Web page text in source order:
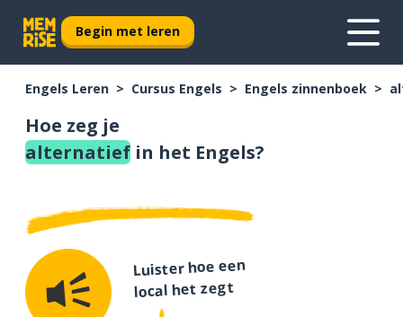
Begin met leren
Engels Leren Cursus Engels Engels zinnenboek
Hoe zeg je
alternatief in het Engels?
Luister hoe een
local het zegt